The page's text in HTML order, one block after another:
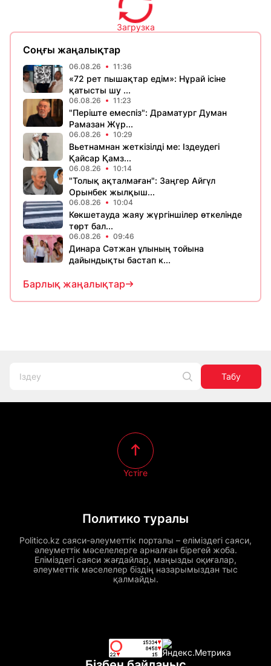
Загрузка
Соңғы жаңалықтар
06.08.26 11:36
«72 рет пышақтар едім»: Нұрай ісіне
қатысты шу ...
06.08.26 11:23
​"Періште емеспіз": Драматург Думан
Рамазан Жүр...
06.08.26 10:29
Вьетнамнан жеткізілді ме: Іздеудегі
Қайсар Қамз...
06.08.26 10:14
"Толық ақталмаған": Заңгер Айгүл
Орынбек жылқыш...
06.08.26 10:04
Көкшетауда жаяу жүргіншілер өткелінде
төрт бал...
06.08.26 09:46
Динара Сәтжан ұлының тойына
дайындықты бастап к...
Барлық жаңалықтар
Табу
Политико туралы
Politico.kz саяси-әлеуметтік порталы – еліміздегі саяси,
әлеуметтік мәселелерге арналған бірегей жоба.
Еліміздегі саяси жағдайлар, маңызды оқиғалар,
әлеуметтік мәселелер біздің назарымыздан тыс
қалмайды.
Үстіге